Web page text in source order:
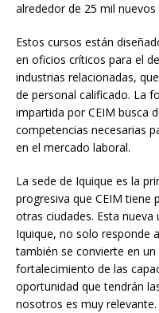
alrededor de 25 mil
Estos cursos están
en oficios críticos para el
industrias relacionadas,
de personal calificado. La
impartida por CEIM busca
competencias necesarias
en el mercado laboral.
La sede de Iquique es la
progresiva que CEIM tiene
otras ciudades. Esta
Iquique, no solo responde
también se convierte en
fortalecimiento de las
oportunidad que tendrán
nosotros es muy